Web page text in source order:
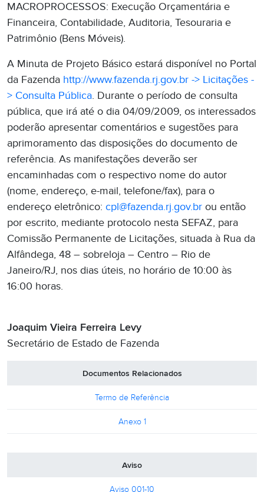
MACROPROCESSOS: Execução Orçamentária e
Financeira, Contabilidade, Auditoria, Tesouraria e
Patrimônio (Bens Móveis).
A Minuta de Projeto Básico estará disponível no Portal
da Fazenda http://www.fazenda.rj.gov.br -> Licitações -
> Consulta Pública. Durante o período de consulta
pública, que irá até o dia 04/09/2009, os interessados
poderão apresentar comentários e sugestões para
aprimoramento das disposições do documento de
referência. As manifestações deverão ser
encaminhadas com o respectivo nome do autor
(nome, endereço, e-mail, telefone/fax), para o
endereço eletrônico: cpl@fazenda.rj.gov.br ou então
por escrito, mediante protocolo nesta SEFAZ, para
Comissão Permanente de Licitações, situada à Rua da
Alfândega, 48 – sobreloja – Centro – Rio de
Janeiro/RJ, nos dias úteis, no horário de 10:00 às
16:00 horas.
Joaquim Vieira Ferreira Levy
Secretário de Estado de Fazenda
Documentos Relacionados
Termo de Referência
Anexo 1
Aviso
Aviso 001-10